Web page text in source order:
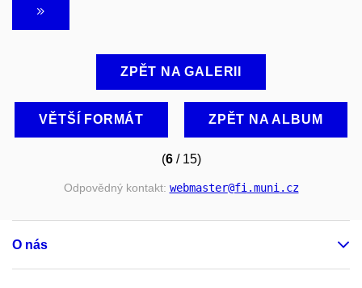
ZPĚT NA GALERII
VĚTŠÍ FORMÁT ZPĚT NA ALBUM
(6/ 15)
Odpovědný kontakt: webmaster@fi.muni.cz
O nás